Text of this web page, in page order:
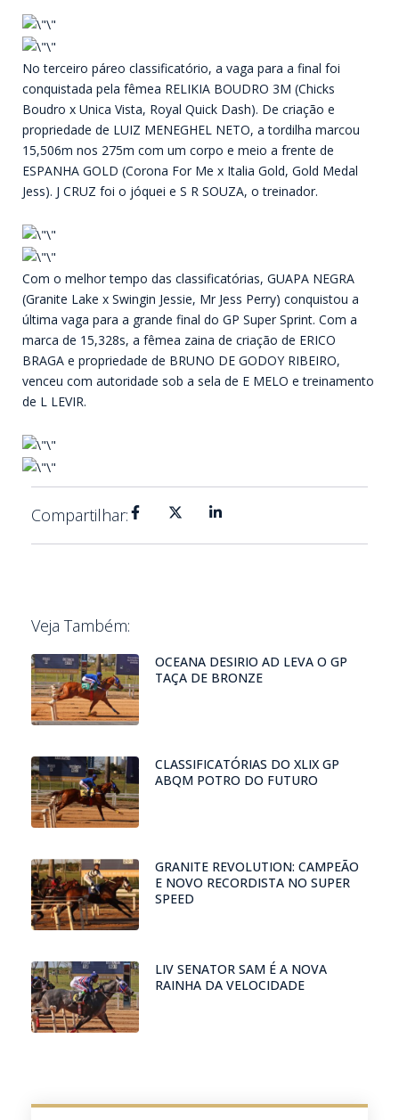
No terceiro páreo classificatório, a vaga para a final foi
conquistada pela fêmea RELIKIA BOUDRO 3M (Chicks
Boudro x Unica Vista, Royal Quick Dash). De criação e
propriedade de LUIZ MENEGHEL NETO, a tordilha marcou
15,506m nos 275m com um corpo e meio a frente de
ESPANHA GOLD (Corona For Me x Italia Gold, Gold Medal
Jess). J CRUZ foi o jóquei e S R SOUZA, o treinador.
Com o melhor tempo das classificatórias, GUAPA NEGRA
(Granite Lake x Swingin Jessie, Mr Jess Perry) conquistou a
última vaga para a grande final do GP Super Sprint. Com a
marca de 15,328s, a fêmea zaina de criação de ERICO
BRAGA e propriedade de BRUNO DE GODOY RIBEIRO,
venceu com autoridade sob a sela de E MELO e treinamento
de L LEVIR.
Compartilhar:
Veja Também:
OCEANA DESIRIO AD LEVA O GP
TAÇA DE BRONZE
CLASSIFICATÓRIAS DO XLIX GP
ABQM POTRO DO FUTURO
GRANITE REVOLUTION: CAMPEÃO
E NOVO RECORDISTA NO SUPER
SPEED
LIV SENATOR SAM É A NOVA
RAINHA DA VELOCIDADE